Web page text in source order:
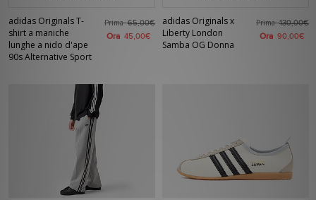
adidas Originals T-
shirt a maniche
lunghe a nido d'ape
90s Alternative Sport
Prima65,00€
Ora 45,00€
adidas Originals x
Liberty London
Samba OG Donna
Prima130,00€
Ora 90,00€